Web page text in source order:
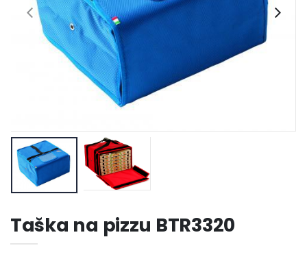
Taška na pizzu BTR3320